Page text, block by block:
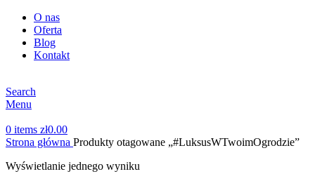
O nas
Oferta
Blog
Kontakt
Search
Menu
0 items zł0.00
Strona główna Produkty otagowane „#LuksusWTwoimOgrodzie”
Wyświetlanie jednego wyniku